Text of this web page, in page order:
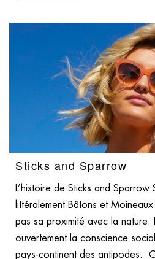
Sticks and Sparrow
L’histoire de Sticks and Sparrow
littéralement Bâtons et
pas sa proximité avec la nature.
ouvertement la conscience
pays-continent des antipodes.